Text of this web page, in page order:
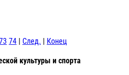
74 | След. | Конец
культуры и спорта